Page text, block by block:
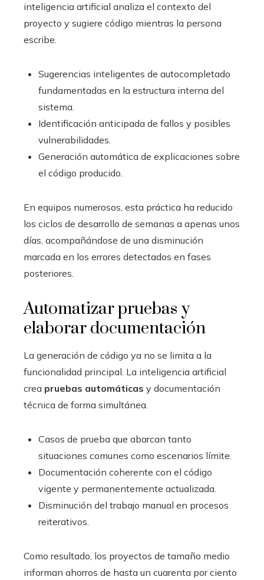
inteligencia artificial analiza el contexto del
proyecto y sugiere código mientras la persona
escribe.
Sugerencias inteligentes de autocompletado
fundamentadas en la estructura interna del
sistema.
Identificación anticipada de fallos y posibles
vulnerabilidades.
Generación automática de explicaciones sobre
el código producido.
En equipos numerosos, esta práctica ha reducido
los ciclos de desarrollo de semanas a apenas unos
días, acompañándose de una disminución
marcada en los errores detectados en fases
posteriores.
Automatizar pruebas y
elaborar documentación
La generación de código ya no se limita a la
funcionalidad principal. La inteligencia artificial
crea pruebas automáticas y documentación
técnica de forma simultánea.
Casos de prueba que abarcan tanto
situaciones comunes como escenarios límite.
Documentación coherente con el código
vigente y permanentemente actualizada.
Disminución del trabajo manual en procesos
reiterativos.
Como resultado, los proyectos de tamaño medio
informan ahorros de hasta un cuarenta por ciento